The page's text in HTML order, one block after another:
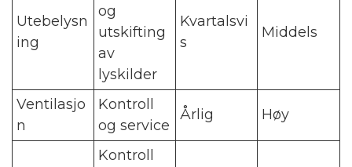
Utebelysn
ing
og
utskifting
av
lyskilder
Kvartalsvi
s
Middels
Ventilasjo
n
Kontroll
og service
Årlig Høy
Kontroll